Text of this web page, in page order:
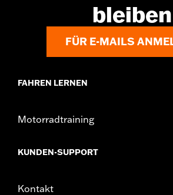
bleiben
FÜR E-MAILS
FAHREN LERNEN
Motorradtraining
KUNDEN-SUPPORT
Kontakt